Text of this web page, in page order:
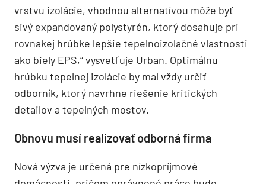
vrstvu izolácie, vhodnou alternatívou môže byť
sivý expandovaný polystyrén, ktorý dosahuje pri
rovnakej hrúbke lepšie tepelnoizolačné vlastnosti
ako biely EPS,“ vysvetľuje Urban. Optimálnu
hrúbku tepelnej izolácie by mal vždy určiť
odborník, ktorý navrhne riešenie kritických
detailov a tepelných mostov.
Obnovu musí realizovať odborná firma
Nová výzva je určená pre nízkopríjmové